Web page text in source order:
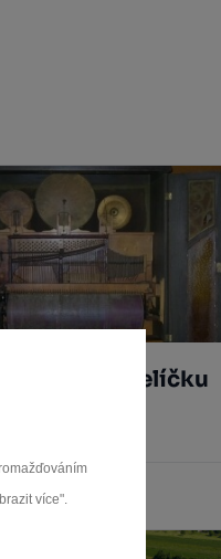
více".
na Veselíčku